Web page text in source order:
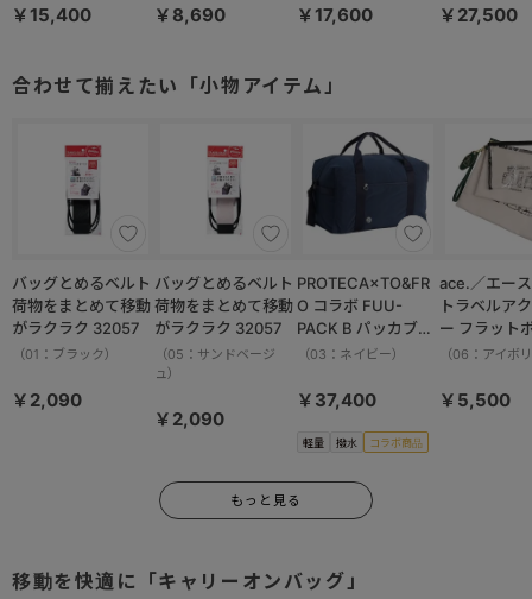
ビジネスバッグ
￥15,400
ー ミラ ボストン
￥8,690
トンバッグ 23L
￥17,600
ック A4サ
￥27,500
合わせて揃えたい「小物アイテム」
バッグとめるベルト
荷物をまとめて移動
がラクラク 32057
（01：ブラック）
￥2,090
バッグとめるベルト
荷物をまとめて移動
がラクラク 32057
（05：サンドベージ
ュ）
￥2,090
軽量 撥水 コラボ商品
PROTECA×TO&FR
O コラボ FUU-
PACK B パッカブル
ボストンバッグ 軽量
13002
（03：ネイビー）
￥37,400
ace.／エース
トラベルア
ー フラット
ット 17825
（06：アイボ
￥5,500
もっと見る
移動を快適に「キャリーオンバッグ」